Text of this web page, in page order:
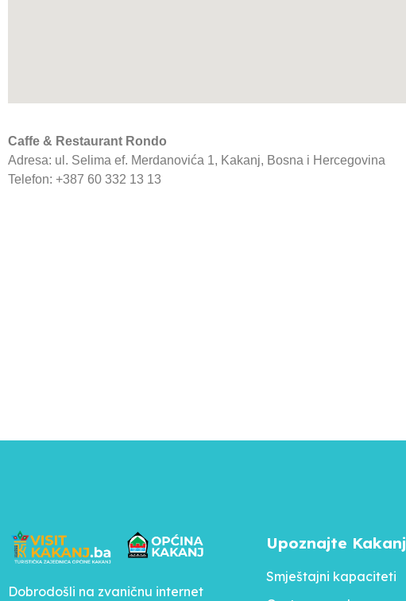
Caffe & Restaurant Rondo
Adresa: ul. Selima ef. Merdanovića 1, Kakanj, Bosna i Hercegovina
Telefon: +387 60 332 13 13
Dobrodošli na zvaničnu internet
Upoznajte Kakanj
Smještajni kapaciteti